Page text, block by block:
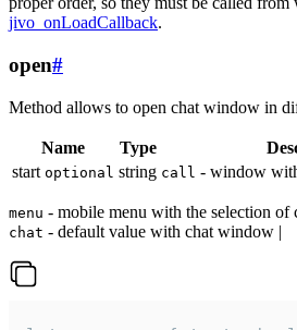
jivo_onLoadCallback.
open#
Method allows to open chat window in
Name Type
start optional string call - window
menu - mobile menu with the selection of
chat - default value with chat window |